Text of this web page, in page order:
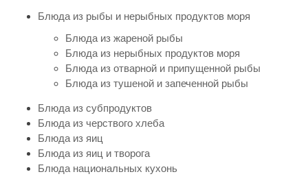
Блюда из рыбы и нерыбных продуктов моря
Блюда из жареной рыбы
Блюда из нерыбных продуктов моря
Блюда из отварной и припущенной рыбы
Блюда из тушеной и запеченной рыбы
Блюда из субпродуктов
Блюда из черствого хлеба
Блюда из яиц
Блюда из яиц и творога
Блюда национальных кухонь